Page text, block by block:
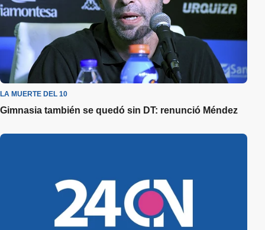
LA MUERTE DEL 10
Gimnasia también se quedó sin DT: renunció Méndez